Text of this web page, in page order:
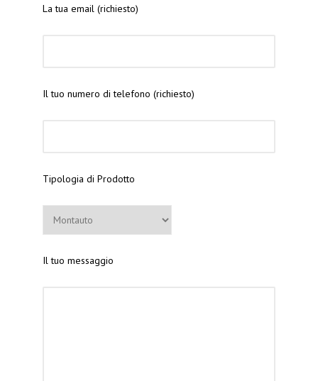
La tua email (richiesto)
Il tuo numero di telefono (richiesto)
Tipologia di Prodotto
Il tuo messaggio